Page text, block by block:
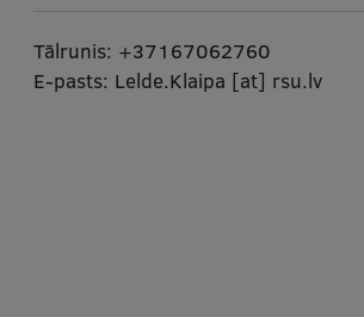
Tālrunis: +37167062760
E-pasts: Lelde.Klaipa [at] rsu.lv